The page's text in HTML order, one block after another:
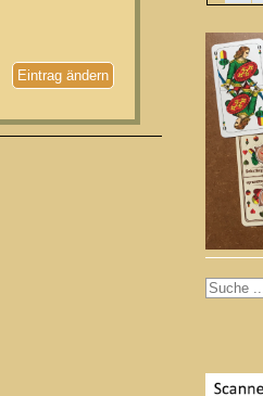
Eintrag ändern